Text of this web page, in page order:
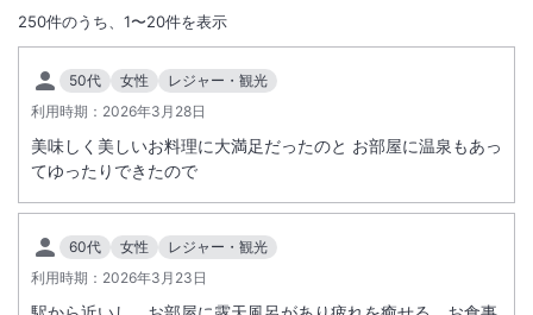
伊勢市駅から徒歩1分。伊勢市街地初の天然温泉の宿。地元の旬の食材
を活かした日本料理、ゆったりとした時の流れが旅の疲れを癒してくれ
る旅荘です。
大浴場あり
温泉
250件のうち、 1〜20件を表示
50代 女性
レジャー・観光
利用時期： 2026年3月28日
美味しく美しいお料理に大満足だったのと お部屋に温泉もあっ
てゆったりできたので
60代 女性
レジャー・観光
利用時期： 2026年3月23日